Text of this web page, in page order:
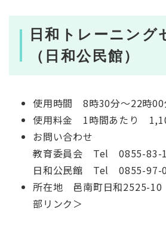
日和トレーニング
（日和公民館）
使用時間 8時30分～22時00
使用料金 1時間あたり
お問い合わせ
教育委員会 Tel 0855-83-
日和公民館 Tel 0855-97-
所在地 邑南町日和2525-10
部リンク＞